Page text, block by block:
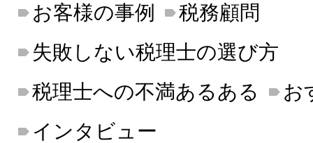
お客様の事例
税務顧問
失敗しない税理士の選び方
税理士への不満あるある
お
インタビュー